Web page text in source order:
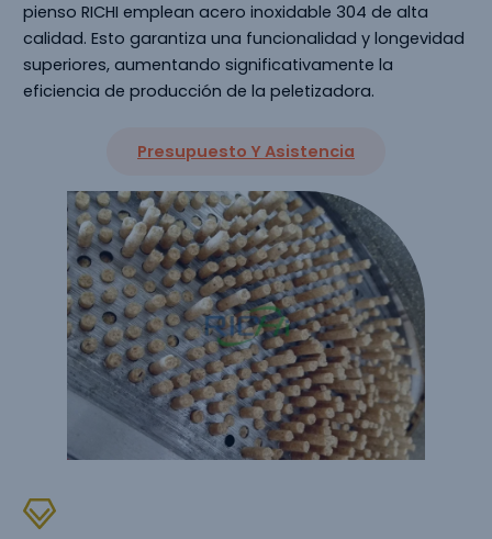
pienso RICHI emplean acero inoxidable 304 de alta
calidad. Esto garantiza una funcionalidad y longevidad
superiores, aumentando significativamente la
eficiencia de producción de la peletizadora.
Presupuesto Y Asistencia